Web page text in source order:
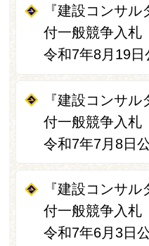
『建設コンサ
付一般競争入
令和7年8月19日
『建設コンサ
付一般競争入
令和7年7月8日
『建設コンサ
付一般競争入
令和7年6月3日